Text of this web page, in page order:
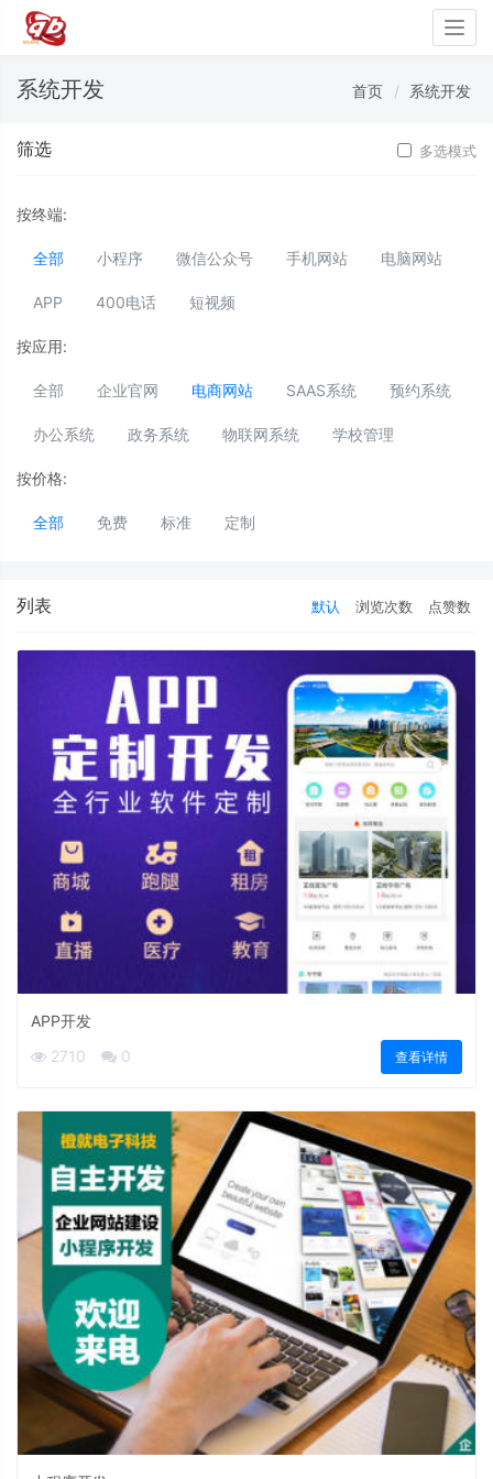
系统开发 首页 系统开发
筛选 多选模式
按终端:
全部 小程序 微信公众号 手机网站 电脑网站
APP 400电话 短视频
按应用:
全部 企业官网 电商网站 SAAS系统 预约系统
办公系统 政务系统 物联网系统 学校管理
按价格:
全部 免费 标准 定制
列表 默认 浏览次数 点赞数
APP开发
2710
0 查看详情